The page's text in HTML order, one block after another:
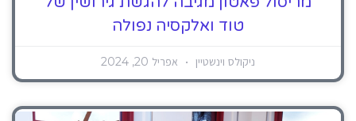
טוד ואלקסיה נפולה
ניקולס וינשטיין אפריל 20, 2024